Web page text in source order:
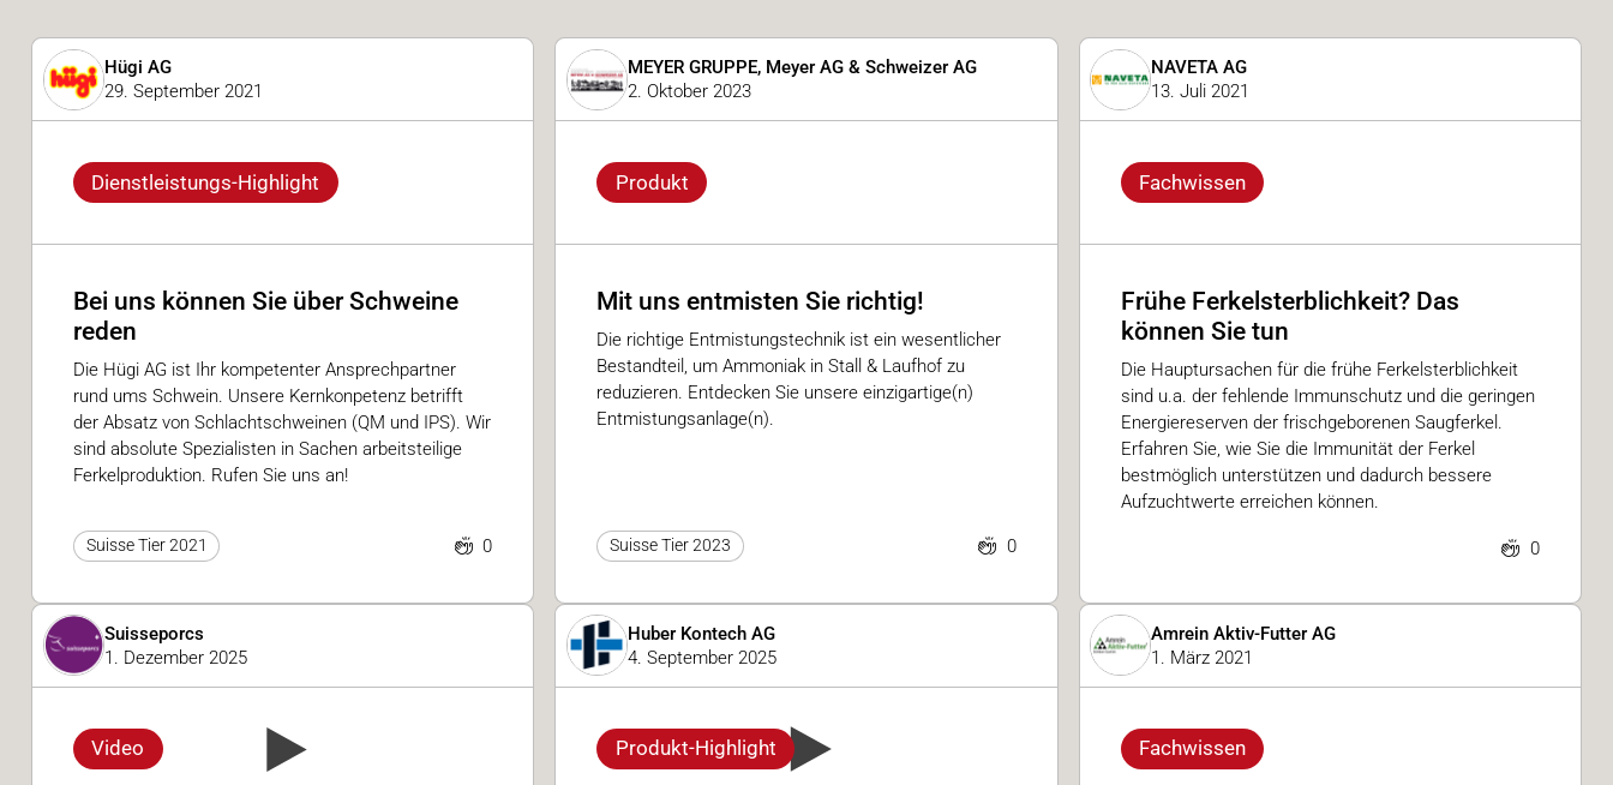
Hügi AG
29. September 2021
Dienstleistungs-Highlight
Bei uns können Sie über Schweine
reden
Die Hügi AG ist Ihr kompetenter Ansprechpartner
rund ums Schwein. Unsere Kernkonpetenz betrifft
der Absatz von Schlachtschweinen (QM und IPS). Wir
sind absolute Spezialisten in Sachen arbeitsteilige
Ferkelproduktion. Rufen Sie uns an!
Suisse Tier 2021 0
MEYER GRUPPE, Meyer AG & Schweizer AG
2. Oktober 2023
Produkt
Mit uns entmisten Sie richtig!
Die richtige Entmistungstechnik ist ein wesentlicher
Bestandteil, um Ammoniak in Stall & Laufhof zu
reduzieren. Entdecken Sie unsere einzigartige(n)
Entmistungsanlage(n).
Suisse Tier 2023 0
NAVETA AG
13. Juli 2021
Fachwissen
Frühe Ferkelsterblichkeit? Das
können Sie tun
Die Hauptursachen für die frühe Ferkelsterblichkeit
sind u.a. der fehlende Immunschutz und die geringen
Energiereserven der frischgeborenen Saugferkel.
Erfahren Sie, wie Sie die Immunität der Ferkel
bestmöglich unterstützen und dadurch bessere
Aufzuchtwerte erreichen können.
0
Suisseporcs
1. Dezember 2025
Video
Huber Kontech AG
4. September 2025
Produkt-Highlight
Amrein Aktiv-Futter AG
1. März 2021
Fachwissen